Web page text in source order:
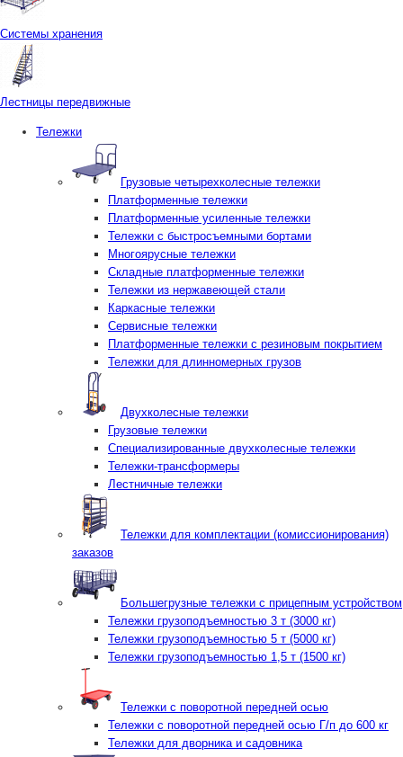
Системы хранения
Лестницы передвижные
Тележки
Грузовые четырехколесные тележки
Платформенные тележки
Платформенные усиленные тележки
Тележки с быстросъемными бортами
Многоярусные тележки
Складные платформенные тележки
Тележки из нержавеющей стали
Каркасные тележки
Сервисные тележки
Платформенные тележки с резиновым покрытием
Тележки для длинномерных грузов
Двухколесные тележки
Грузовые тележки
Специализированные двухколесные тележки
Тележки-трансформеры
Лестничные тележки
Тележки для комплектации (комиссионирования)
заказов
Большегрузные тележки с прицепным устройством
Тележки грузоподъемностью 3 т (3000 кг)
Тележки грузоподъемностью 5 т (5000 кг)
Тележки грузоподъемностью 1,5 т (1500 кг)
Тележки с поворотной передней осью
Тележки с поворотной передней осью Г/п до 600 кг
Тележки для дворника и садовника